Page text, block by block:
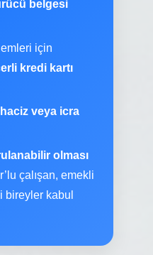
belgesi
için
kredi kartı
veya icra
olması
çalışan, emekli
kabul